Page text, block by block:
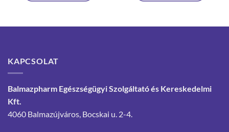
KAPCSOLAT
Balmazpharm Egészségügyi Szolgáltató és Kereskedelmi
Kft.
4060 Balmazújváros, Bocskai u. 2-4.